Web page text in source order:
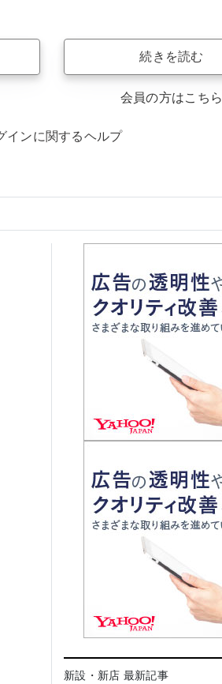
続きを読む
会員の方はこちら
インに関するヘルプ
新設・新店 最新記事